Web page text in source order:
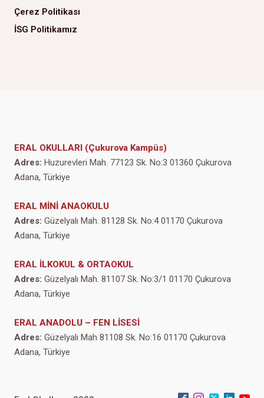
Çerez Politikası
İSG Politikamız
ERAL OKULLARI (Çukurova Kampüs)
Adres: Huzurevleri Mah. 77123 Sk. No:3 01360 Çukurova
Adana, Türkiye
ERAL MİNİ ANAOKULU
Adres: Güzelyalı Mah. 81128 Sk. No:4 01170 Çukurova
Adana, Türkiye
ERAL İLKOKUL & ORTAOKUL
Adres: Güzelyalı Mah. 81107 Sk. No:3/1 01170 Çukurova
Adana, Türkiye
ERAL ANADOLU – FEN LİSESİ
Adres: Güzelyalı Mah 81108 Sk. No:16 01170 Çukurova
Adana, Türkiye